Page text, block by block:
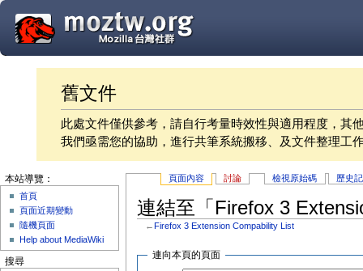
舊文件
此處文件僅供參考，請自行考量時效性與適用程度，其
我們亟需您的協助，進行共筆系統搬移、及文件整理工
頁面內容 討論 檢視原始碼 歷史
連結至「Firefox 3
← Firefox 3 Extension Compability List
連向本頁的頁面
本站導覽：
首頁
頁面近期變動
隨機頁面
Help about MediaWiki
搜尋